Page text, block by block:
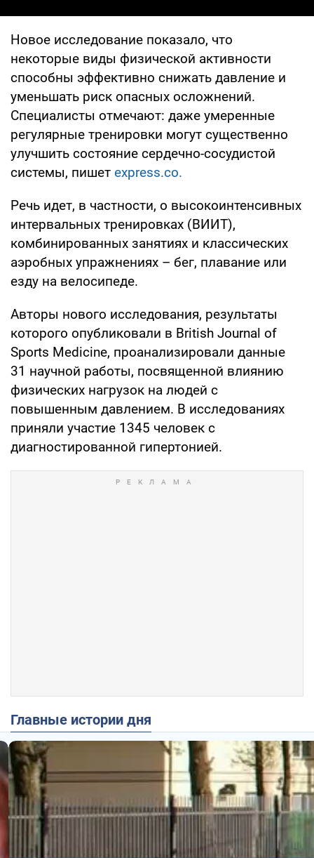
Новое исследование показало, что
некоторые виды физической активности
способны эффективно снижать давление и
уменьшать риск опасных осложнений.
Специалисты отмечают: даже умеренные
регулярные тренировки могут существенно
улучшить состояние сердечно-сосудистой
системы, пишет express.co.
Речь идет, в частности, о высокоинтенсивных
интервальных тренировках (ВИИT),
комбинированных занятиях и классических
аэробных упражнениях – бег, плавание или
езду на велосипеде.
Авторы нового исследования, результаты
которого опубликовали в British Journal of
Sports Medicine, проанализировали данные
31 научной работы, посвященной влиянию
физических нагрузок на людей с
повышенным давлением. В исследованиях
приняли участие 1345 человек с
диагностированной гипертонией.
Главные истории дня